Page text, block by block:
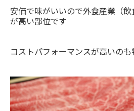
安価で味がいいので外食産業（
が高い部位です
コストパフォーマンスが高いの